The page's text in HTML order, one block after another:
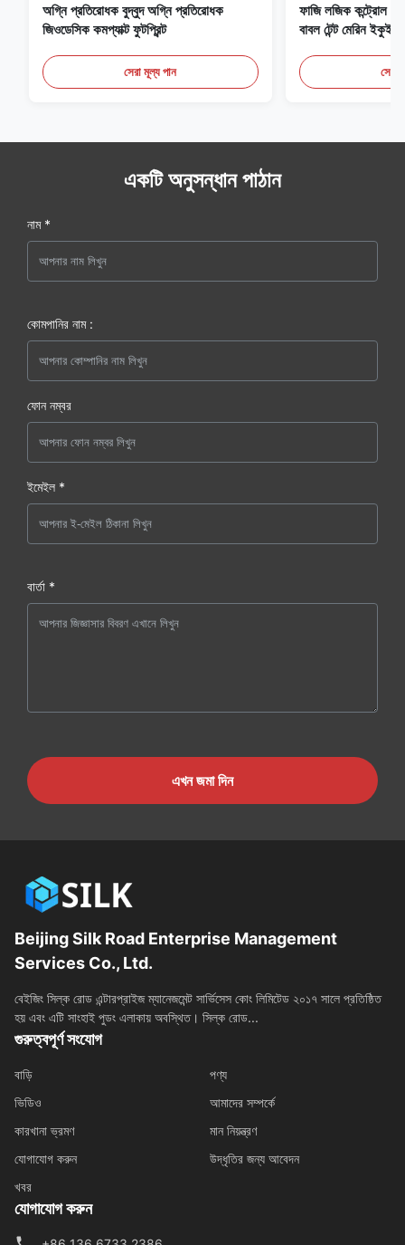
অগ্নি প্রতিরোধক বুদ্বুদ অগ্নি প্রতিরোধক
জিওডেসিক কমপ্যাক্ট ফুটপ্রিন্ট
সেরা মূল্য পান
ফাজি লজিক কন্ট্রোল
বাবল টেন্ট মেরিন
সেরা
একটি অনুসন্ধান পাঠান
নাম *
কোমপানির নাম :
ফোন নম্বর
ইমেইল *
বার্তা *
এখন জমা দিন
Beijing Silk Road Enterprise Management
Services Co., Ltd.
বেইজিং সিল্ক রোড এন্টারপ্রাইজ ম্যানেজমেন্ট সার্ভিসেস কোং লিমিটেড ২০১৭ সালে প্রতিষ্ঠিত
হয় এবং এটি সাংহাই পুডং এলাকায় অবস্থিত। সিল্ক রোড...
গুরুত্বপূর্ণ সংযোগ
বাড়ি
পণ্য
ভিডিও
আমাদের সম্পর্কে
কারখানা ভ্রমণ
মান নিয়ন্ত্রণ
যোগাযোগ করুন
উদ্ধৃতির জন্য আবেদন
খবর
যোগাযোগ করুন